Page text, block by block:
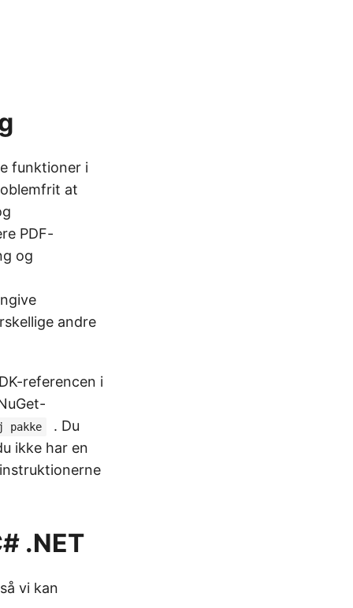
funktioner i
at
PDF-
og
andre
referencen i
. Du
ikke har en
.NET
vi kan